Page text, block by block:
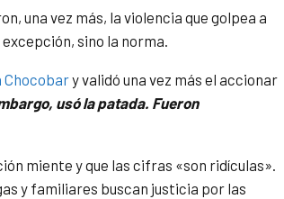
una vez más, la violencia que golpea a
sino la norma.
y validó una vez más el accionar
usó la patada. Fueron
miente y que las cifras «son ridículas».
y familiares buscan justicia por las